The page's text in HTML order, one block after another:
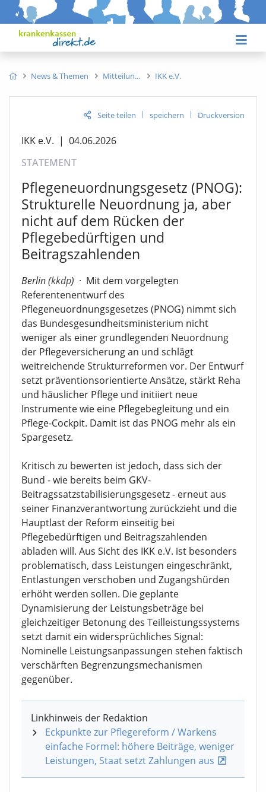
News & Themen Mitteilun IKK e.V.
Seite teilen | speichern | Druckversion
IKK e.V. | 04.06.2026
STATEMENT
Pflegeneuordnungsgesetz (PNOG):
Strukturelle Neuordnung ja, aber
nicht auf dem Rücken der
Pflegebedürftigen und
Beitragszahlenden
Berlin (kkdp) · Mit dem vorgelegten
Referentenentwurf des
Pflegeneuordnungsgesetzes (PNOG) nimmt sich
das Bundesgesundheitsministerium nicht
weniger als einer grundlegenden Neuordnung
der Pflegeversicherung an und schlägt
weitreichende Strukturreformen vor. Der Entwurf
setzt präventionsorientierte Ansätze, stärkt Reha
und häuslicher Pflege und initiiert neue
Instrumente wie eine Pflegebegleitung und ein
Pflege-Cockpit. Damit ist das PNOG mehr als ein
Spargesetz.
Kritisch zu bewerten ist jedoch, dass sich der
Bund - wie bereits beim GKV-
Beitragssatzstabilisierungsgesetz - erneut aus
seiner Finanzverantwortung zurückzieht und die
Hauptlast der Reform einseitig bei
Pflegebedürftigen und Beitragszahlenden
abladen will. Aus Sicht des IKK e.V. ist besonders
problematisch, dass Leistungen eingeschränkt,
Entlastungen verschoben und Zugangshürden
erhöht werden sollen. Die geplante
Dynamisierung der Leistungsbeträge bei
gleichzeitiger Betonung des Teilleistungssystems
setzt damit ein widersprüchliches Signal:
Nominelle Leistungsanpassungen stehen faktisch
verschärften Begrenzungsmechanismen
gegenüber.
Linkhinweis der Redaktion
Eckpunkte zur Pflegereform / Warkens
einfache Formel: höhere Beiträge, weniger
Leistungen, Staat setzt Zahlungen aus